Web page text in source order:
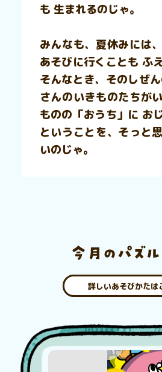
も 生まれるのじゃ。
みんなも、夏休みには
あそびに行くことも ふ
そんなとき、そのしぜ
さんのいきものたちが
ものの「おうち」に お
ということを、そっと
いのじゃ。
詳しいあそびかたは